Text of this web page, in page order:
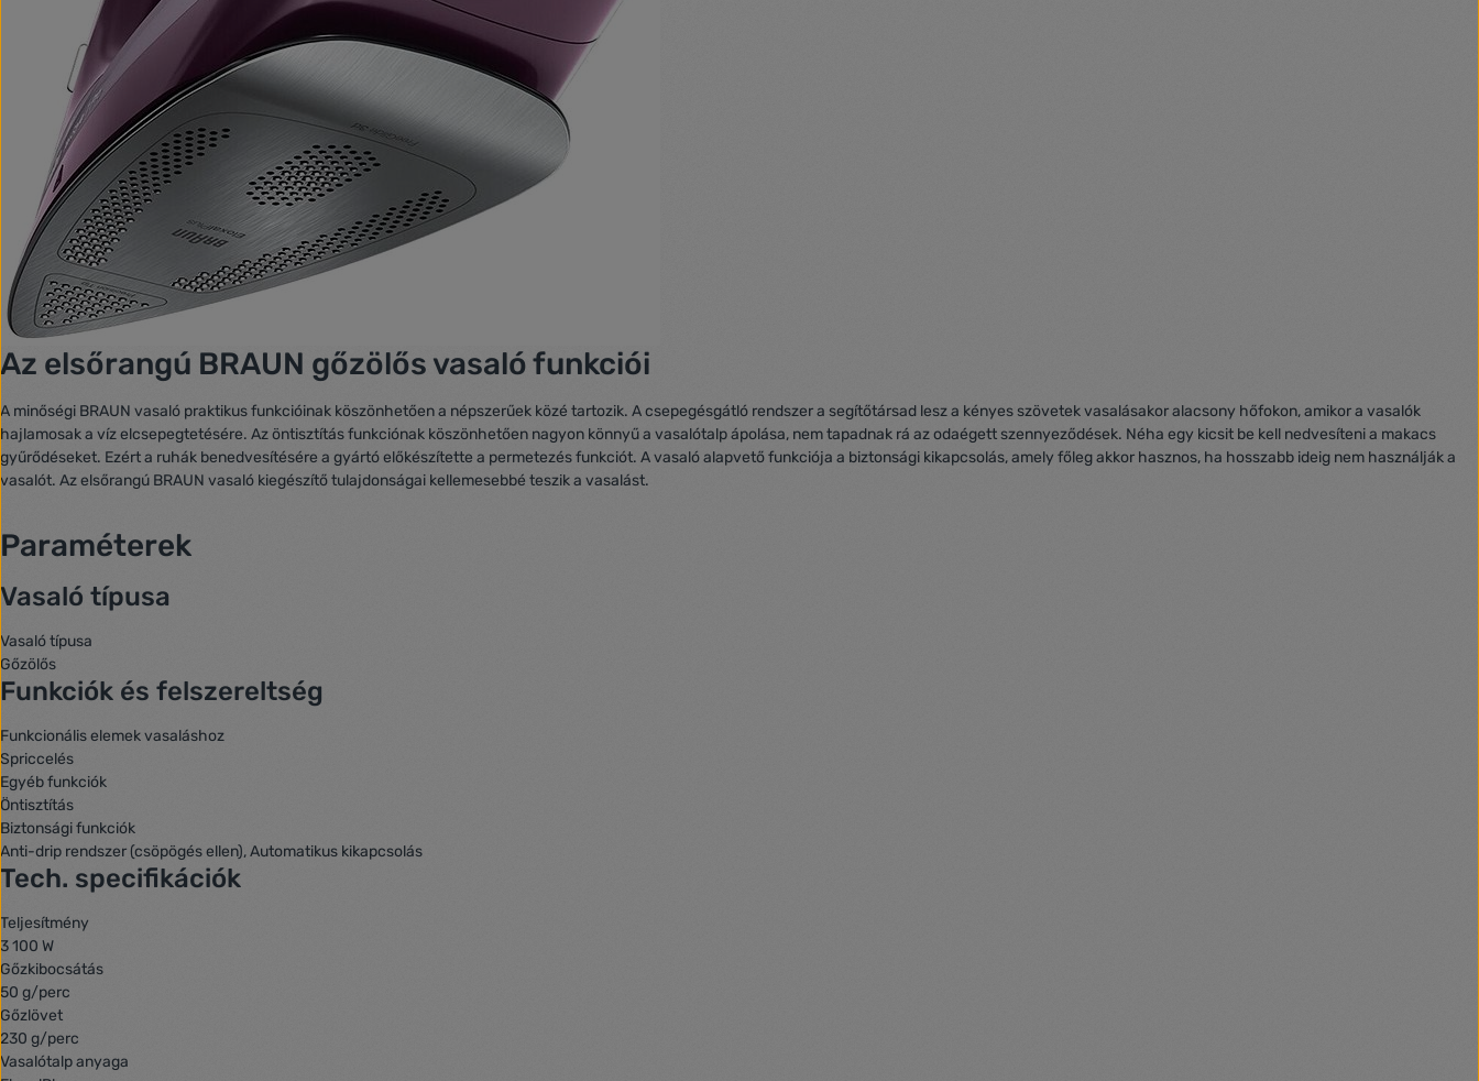
Az elsőrangú BRAUN gőzölős vasaló funkciói
A minőségi BRAUN vasaló praktikus funkcióinak köszönhetően a népszerűek közé tartozik. A csepegésgátló rendszer a segítőtársad lesz a kényes szövetek vasalásakor alacsony hőfokon, amikor a vasalók
hajlamosak a víz elcsepegtetésére. Az öntisztítás funkciónak köszönhetően nagyon könnyű a vasalótalp ápolása, nem tapadnak rá az odaégett szennyeződések. Néha egy kicsit be kell nedvesíteni a makacs
gyűrődéseket. Ezért a ruhák benedvesítésére a gyártó előkészítette a permetezés funkciót. A vasaló alapvető funkciója a biztonsági kikapcsolás, amely főleg akkor hasznos, ha hosszabb ideig nem használják a
vasalót. Az elsőrangú BRAUN vasaló kiegészítő tulajdonságai kellemesebbé teszik a vasalást.
Paraméterek
Vasaló típusa
Vasaló típusa
Gőzölős
Funkciók és felszereltség
Funkcionális elemek vasaláshoz
Spriccelés
Egyéb funkciók
Öntisztítás
Biztonsági funkciók
Anti-drip rendszer (csöpögés ellen),Automatikus kikapcsolás
Tech. specifikációk
Teljesítmény
3 100 W
Gőzkibocsátás
50 g/perc
Gőzlövet
230 g/perc
Vasalótalp anyaga